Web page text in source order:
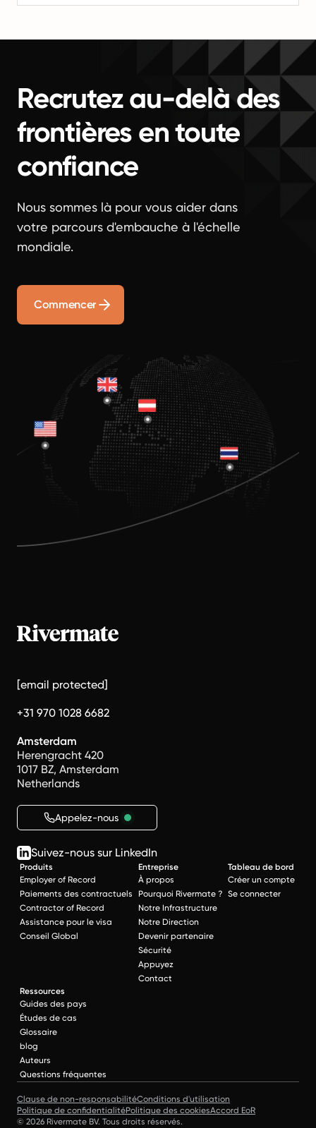
Recrutez au-delà des
frontières en toute
confiance
Nous sommes là pour vous aider dans
votre parcours d'embauche à l'échelle
mondiale.
Commencer
[email protected]
+31 970 1028 6682
Amsterdam
Herengracht 420
1017 BZ, Amsterdam
Netherlands
Appelez-nous
Suivez-nous sur LinkedIn
Produits
Employer of Record
Paiements des contractuels
Contractor of Record
Assistance pour le visa
Conseil Global
Entreprise
À propos
Pourquoi Rivermate ?
Notre Infrastructure
Notre Direction
Devenir partenaire
Sécurité
Appuyez
Contact
Tableau de bord
Créer un compte
Se connecter
Ressources
Guides des pays
Études de cas
Glossaire
blog
Auteurs
Questions fréquentes
Clause de non-responsabilitéConditions d'utilisation
Politique de confidentialitéPolitique des cookiesAccord EoR
© 2026 Rivermate BV. Tous droits réservés.